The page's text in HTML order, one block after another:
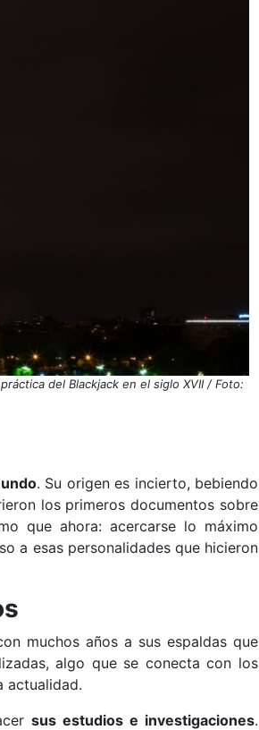
del Blackjack en el siglo XVII / Foto:
. Su origen es incierto, bebiendo
los primeros documentos sobre
que ahora: acercarse lo máximo
a esas personalidades que hicieron
muchos años a sus espaldas que
algo que se conecta con los
actualidad.
sus estudios e investigaciones.